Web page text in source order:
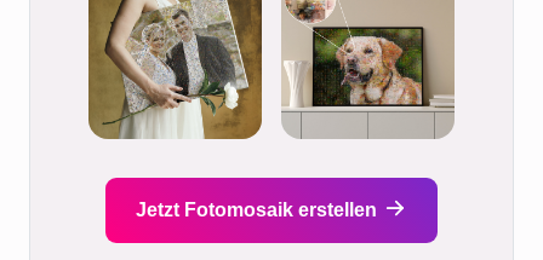
Jetzt Fotomosaik erstellen